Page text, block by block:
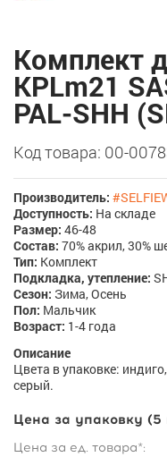
Комплект
KPLm21
PAL-SHH
Код товара: 00-
Производитель:
Доступность: На складе
Размер: 46-48
Состав: 70% акрил, 30%
Тип: Комплект
Подкладка, утепление:
Сезон: Зима, Осень
Пол: Мальчик
Возраст: 1-4 года
Описание
Цвета в упаковке:
серый.
Цена за упаковку (5
Цена за ед. товара*: